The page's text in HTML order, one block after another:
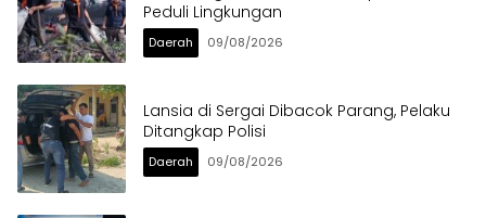
Peduli Lingkungan
Daerah 09/08/2026
Lansia di Sergai Dibacok Parang, Pelaku
Ditangkap Polisi
Daerah 09/08/2026